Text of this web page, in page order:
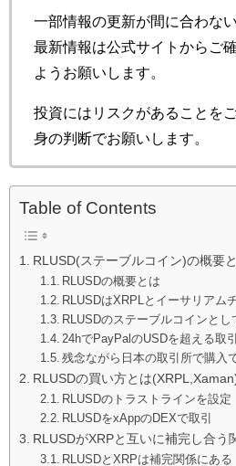
一部情報の更新が間に合わな
最新情報は公式サイトからご
ようお願いします。
投資にはリスクがあることを
身の判断でお願いします。
Table of Contents
RLUSD(ステーブルコイン)の概要
RLUSDの概要とは
RLUSDはXRPLとイーサリアム
RLUSDのステーブルコインとし
24hでPayPalのUSDを超える取
残念ながら日本の取引所で購入
RLUSDの買い方とは
RLUSDのトラストラインを設定
RLUSDをxAppのDEXで取引
RLUSDがXRPと互いに補完し合う
RLUSDとXRPは補完関係にある